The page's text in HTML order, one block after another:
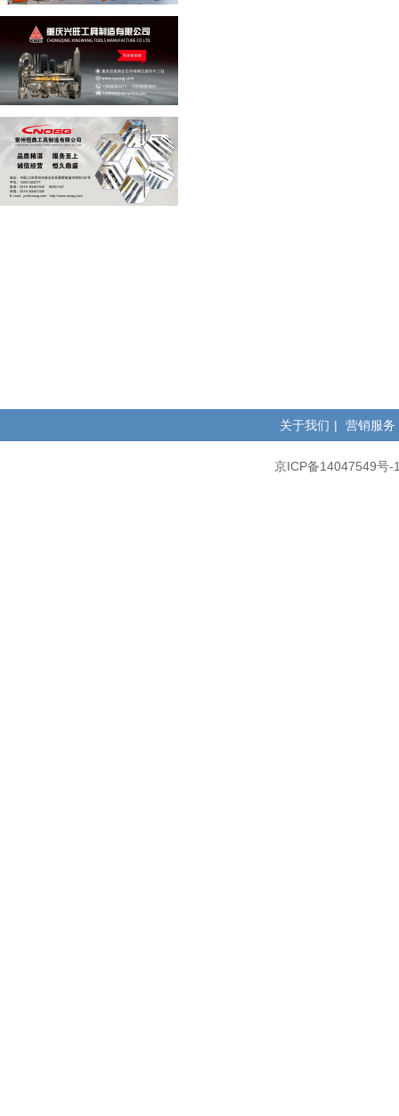
关于我们 | 营销服务
京ICP备14047549号-